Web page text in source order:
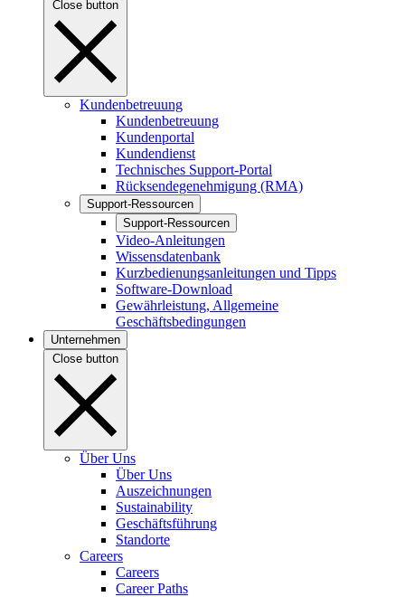
Close button
Kundenbetreuung
Kundenbetreuung
Kundenportal
Kundendienst
Technisches Support-Portal
Rücksendegenehmigung (RMA)
Support-Ressourcen
Support-Ressourcen
Video-Anleitungen
Wissensdatenbank
Kurzbedienungsanleitungen und Tipps
Software-Download
Gewährleistung, Allgemeine
Geschäftsbedingungen
Unternehmen
Close button
Über Uns
Über Uns
Auszeichnungen
Sustainability
Geschäftsführung
Standorte
Careers
Careers
Career Paths